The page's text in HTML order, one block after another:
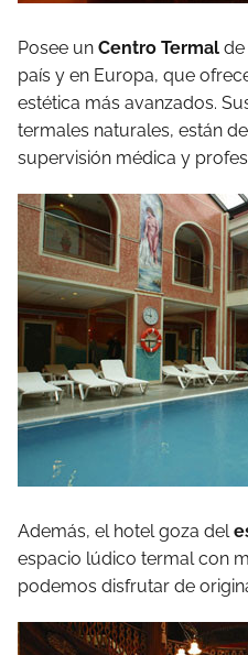
Posee un Centro Termal de
país y en Europa, que
estética más avanzados.
termales naturales, están
supervisión médica y
Además, el hotel goza del
espacio lúdico termal con
podemos disfrutar de